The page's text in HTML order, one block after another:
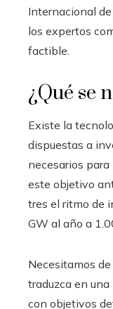
Internacional
los expertos
factible.
¿Qué se
Existe la
dispuestas a
necesarios
este objetivo
tres el ritmo de
GW al año a
Necesitamos
traduzca en
con objetivos